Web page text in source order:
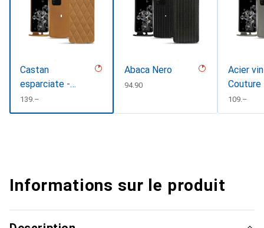
Castan
esparciate -
Couture
CHF
139.–
Abaca Nero
CHF
94.90
Acier
Couture
CHF
109.–
Informations sur le produit